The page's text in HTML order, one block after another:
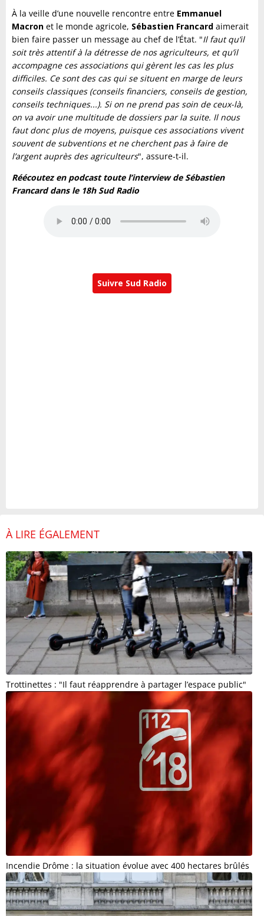
À la veille d’une nouvelle rencontre entre Emmanuel
Macron et le monde agricole, Sébastien Francard aimerait
bien faire passer un message au chef de l’État. "Il faut qu’il
soit très attentif à la détresse de nos agriculteurs, et qu’il
accompagne ces associations qui gèrent les cas les plus
difficiles. Ce sont des cas qui se situent en marge de leurs
conseils classiques (conseils financiers, conseils de gestion,
conseils techniques...). Si on ne prend pas soin de ceux-là,
on va avoir une multitude de dossiers par la suite. Il nous
faut donc plus de moyens, puisque ces associations vivent
souvent de subventions et ne cherchent pas à faire de
l’argent auprès des agriculteurs", assure-t-il.
Réécoutez en podcast toute l’interview de Sébastien
Francard dans le 18h Sud Radio
Suivre Sud Radio
À LIRE ÉGALEMENT
Trottinettes : "Il faut réapprendre à partager l’espace public"
Incendie Drôme : la situation évolue avec 400 hectares brûlés